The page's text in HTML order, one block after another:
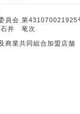
員会 第431070021925
石井 竜次
商業共同組合加盟店舗